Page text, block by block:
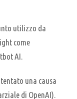
utilizzo da
come
AI.
una causa
di OpenAI).